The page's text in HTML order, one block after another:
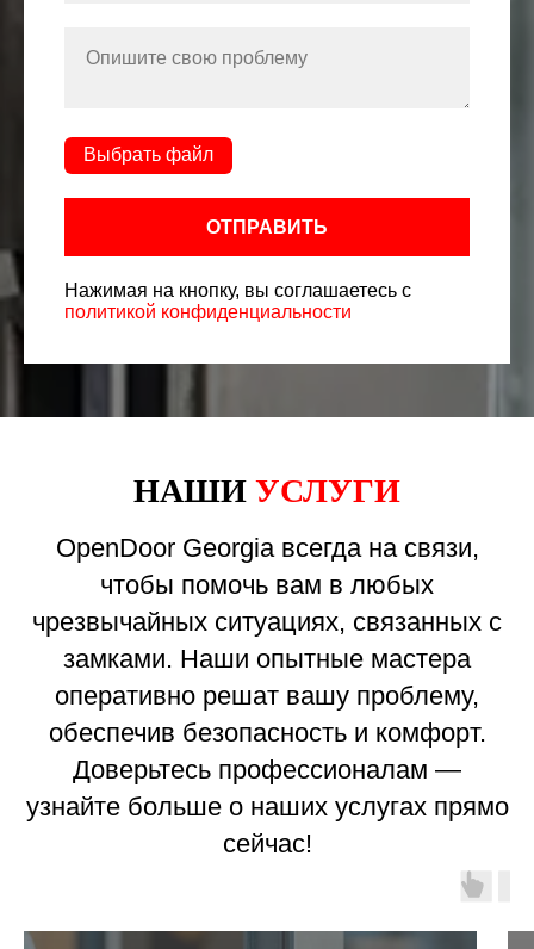
Выбрать файл
ОТПРАВИТЬ
Нажимая на кнопку, вы соглашаетесь с
политикой конфиденциальности
НАШИ УСЛУГИ
OpenDoor Georgia всегда на связи,
чтобы помочь вам в любых
чрезвычайных ситуациях, связанных с
замками. Наши опытные мастера
оперативно решат вашу проблему,
обеспечив безопасность и комфорт.
Доверьтесь профессионалам —
узнайте больше о наших услугах прямо
сейчас!